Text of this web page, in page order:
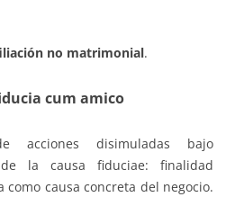
no matrimonial.
cum amico
acciones disimuladas bajo
la causa fiduciae: finalidad
causa concreta del negocio.